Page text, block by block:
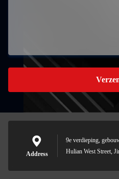
Address
9e verdieping,
Hulian West Street,